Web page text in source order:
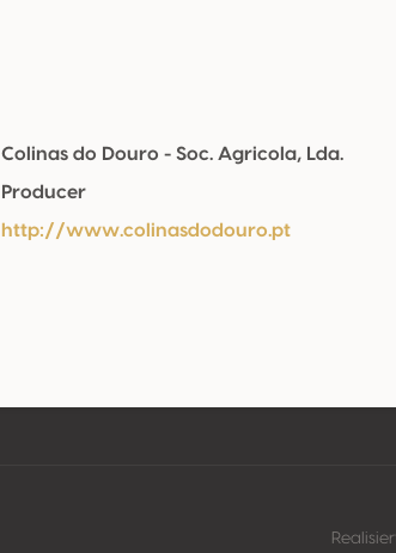
Colinas do Douro - Soc. Agricola, Lda.
Producer
http://www.colinasdodouro.pt